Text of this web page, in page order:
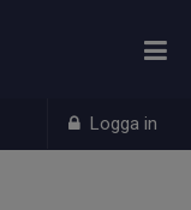
Logga in